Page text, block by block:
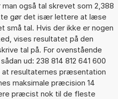
også tal skrevet som 2,388
gør det især lettere at læse
små tal. Hvis der ikke er nogen
vises resultatet på den
tal på. For ovenstående
ud: 238 814 812 641 600
resultaternes præsentation
maksimale præcision 14
præcist nok til de fleste